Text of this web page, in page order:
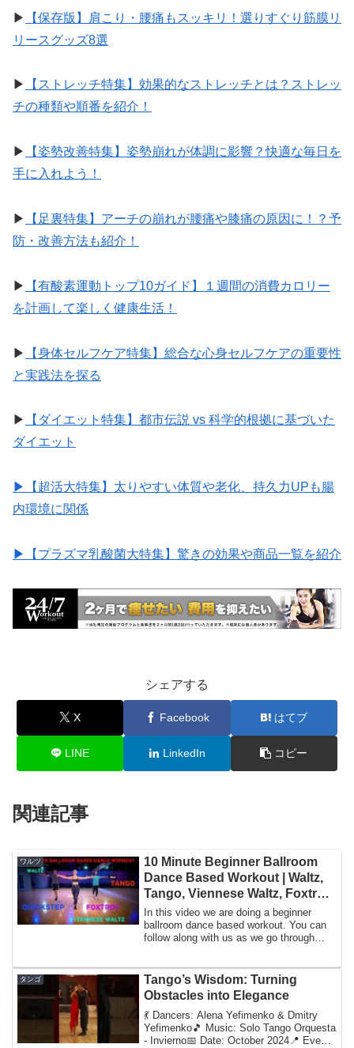
▶︎
【保存版】肩こり・腰痛もスッキリ！選りすぐり筋膜リ
リースグッズ8選
▶︎
【ストレッチ特集】効果的なストレッチとは？ストレッ
チの種類や順番を紹介！
▶︎
【姿勢改善特集】姿勢崩れが体調に影響？快適な毎日を
手に入れよう！
▶︎
【足裏特集】アーチの崩れが腰痛や膝痛の原因に！？予
防・改善方法も紹介！
▶︎
【有酸素運動トップ10ガイド】１週間の消費カロリー
を計画して楽しく健康生活！
▶︎
【身体セルフケア特集】総合な心身セルフケアの重要性
と実践法を探る
▶︎
【ダイエット特集】都市伝説 vs 科学的根拠に基づいた
ダイエット
▶︎【超活大特集】太りやすい体質や老化、持久力UPも腸
内環境に関係
▶︎【プラズマ乳酸菌大特集】驚きの効果や商品一覧を紹介
シェアする
X Facebook はてブ
LINE LinkedIn コピー
関連記事
ワルツ
10 Minute Beginner Ballroom
Dance Based Workout | Waltz,
Tango, Viennese Waltz, Foxtrot
& Quickstep
In this video we are doing a beginner
ballroom dance based workout. You can
follow along with us as we go through
タンゴ
Tango’s Wisdom: Turning
Obstacles into Elegance
💃 Dancers: Alena Yefimenko & Dmitry
Yefimenko🎵 Music: Solo Tango Orquesta
- Invierno📅 Date: October 2024📍 Event: